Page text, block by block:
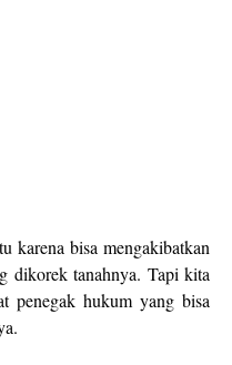
karena bisa mengakibatkan
dikorek tanahnya. Tapi kita
penegak hukum yang bisa